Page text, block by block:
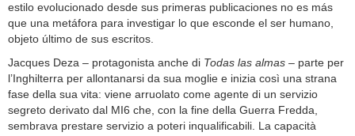
estilo evolucionado desde sus primeras publicaciones no es más
que una metáfora para investigar lo que esconde el ser humano,
objeto último de sus escritos.
Jacques Deza – protagonista anche di Todas las almas – parte per
l’Inghilterra per allontanarsi da sua moglie e inizia così una strana
fase della sua vita: viene arruolato come agente di un servizio
segreto derivato dal MI6 che, con la fine della Guerra Fredda,
sembrava prestare servizio a poteri inqualificabili. La capacità